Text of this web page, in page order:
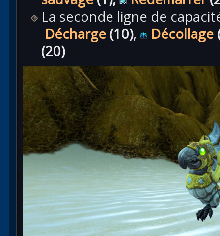
La seconde ligne de
Décharge (10), Décollage
(20)